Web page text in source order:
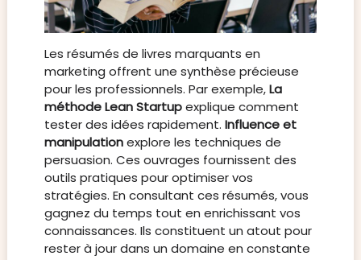
Les résumés de livres marquants en
marketing offrent une synthèse précieuse
pour les professionnels. Par exemple,La
méthode Lean Startupexplique comment
tester des idées rapidement. Influence et
manipulationexplore les techniques de
persuasion. Ces ouvrages fournissent des
outils pratiques pour optimiser vos
stratégies. En consultant ces résumés, vous
gagnez du temps tout en enrichissant vos
connaissances. Ils constituent un atout pour
rester à jour dans un domaine en constante